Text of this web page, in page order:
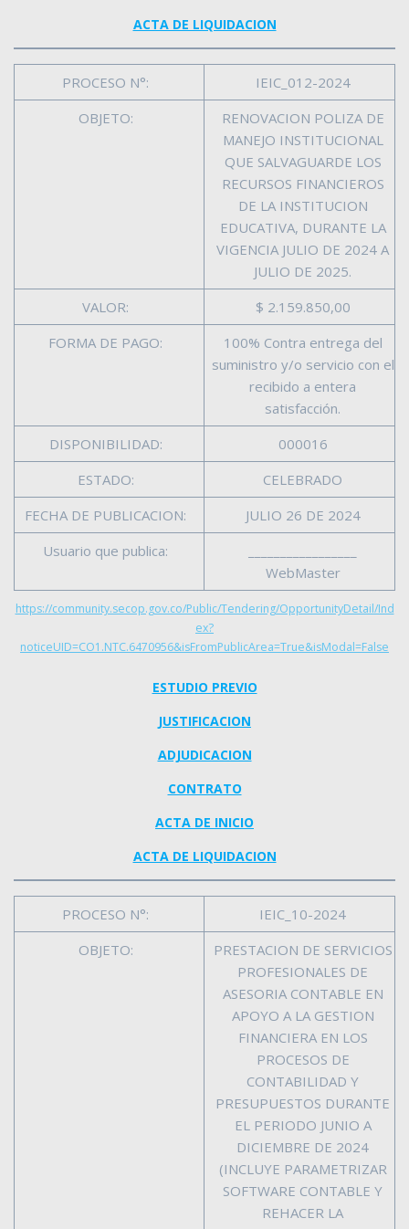
ACTA DE LIQUIDACION
PROCESO N°:
IEIC_012-2024
OBJETO:
RENOVACION POLIZA DE
MANEJO INSTITUCIONAL
QUE SALVAGUARDE LOS
RECURSOS FINANCIEROS
DE LA INSTITUCION
EDUCATIVA, DURANTE LA
VIGENCIA JULIO DE 2024 A
JULIO DE 2025.
VALOR:
$ 2.159.850,00
FORMA DE PAGO:
100% Contra entrega del
suministro y/o servicio con el
recibido a entera
satisfacción.
DISPONIBILIDAD:
000016
ESTADO:
CELEBRADO
FECHA DE PUBLICACION:
JULIO 26 DE 2024
Usuario que publica:
WebMaster
https://community.secop.gov.co/Public/Tendering/OpportunityDetail/Ind
ex?
noticeUID=CO1.NTC.6470956&isFromPublicArea=True&isModal=False
ESTUDIO PREVIO
JUSTIFICACION
ADJUDICACION
CONTRATO
ACTA DE INICIO
ACTA DE LIQUIDACION
PROCESO N°:
IEIC_10-2024
OBJETO:
PRESTACION DE SERVICIOS
PROFESIONALES DE
ASESORIA CONTABLE EN
APOYO A LA GESTION
FINANCIERA EN LOS
PROCESOS DE
CONTABILIDAD Y
PRESUPUESTOS DURANTE
EL PERIODO JUNIO A
DICIEMBRE DE 2024
(INCLUYE PARAMETRIZAR
SOFTWARE CONTABLE Y
REHACER LA